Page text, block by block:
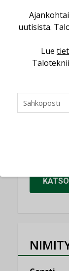
KOLUMNI
Yli
KOLUMNI
KOLUMNI
uutisista.
Lue